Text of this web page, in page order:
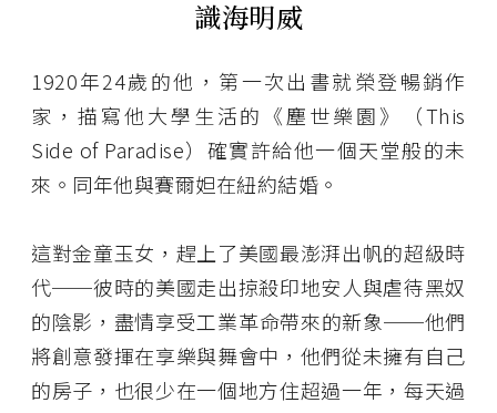
識海明威
1920年24歲的他，第一次出書就榮登暢銷作
家，描寫他大學生活的《塵世樂園》（This
Side of Paradise）確實許給他一個天堂般的未
來。同年他與賽爾妲在紐約結婚。
這對金童玉女，趕上了美國最澎湃出帆的超級時
代──彼時的美國走出掠殺印地安人與虐待黑奴
的陰影，盡情享受工業革命帶來的新象──他們
將創意發揮在享樂與舞會中，他們從未擁有自己
的房子，也很少在一個地方住超過一年，每天過